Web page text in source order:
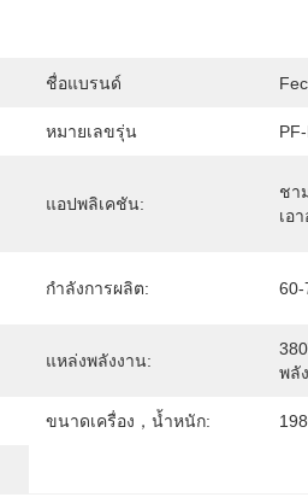
ชื่อแบรนด์
หมายเลขรุ่น
แอปพลิเคชัน:
ชา
เอ
กำลังการผลิต:
แหล่งพลังงาน:
พลั
ขนาดเครื่อง，น้ำหนัก: